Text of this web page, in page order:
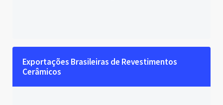
Exportações Brasileiras de Revestimentos
Cerâmicos